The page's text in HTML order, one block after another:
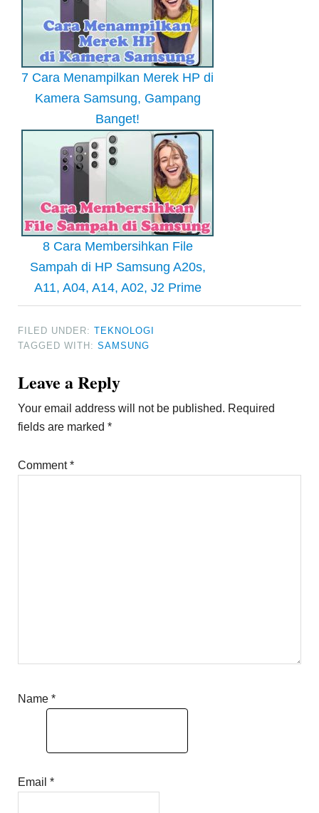
7 Cara Menampilkan Merek HP di
Kamera Samsung, Gampang
Banget!
8 Cara Membersihkan File
Sampah di HP Samsung A20s,
A11, A04, A14, A02, J2 Prime
FILED UNDER:TEKNOLOGI
TAGGED WITH:SAMSUNG
Reader
Interactions
Leave a Reply
Your email address will not be published. Required
fields are marked*
Comment*
Name*
Email*